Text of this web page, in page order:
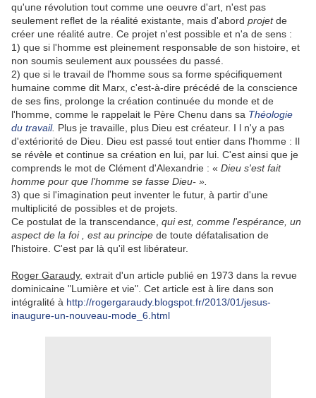
qu'une révolution tout comme une oeuvre d'art, n'est pas
seulement reflet de la réalité existante, mais d'abord projetde
créer une réalité autre. Ce projet n'est possible et n'a de sens :
1) que si l'homme est pleinement responsable de son histoire, et
non soumis seulement aux poussées du passé.
2) que si le travail de l'homme sous sa forme spécifiquement
humaine comme dit Marx, c'est-à-dire précédé de la conscience
de ses fins, prolonge la création continuée du monde et de
l'homme, comme le rappelait le Père Chenu dans sa Théologie
du travail. Plus je travaille, plus Dieu est créateur. I l n'y a pas
d'extériorité de Dieu. Dieu est passé tout entier dans l'homme : Il
se révèle et continue sa création en lui, par lui. C'est ainsi que je
comprends le mot de Clément d'Alexandrie : « Dieu s'est fait
homme pour que l'homme se fasse Dieu- ».
3) que si l'imagination peut inventer le futur, à partir d'une
multiplicité de possibles et de projets.
Ce postulat de la transcendance, qui est, comme l'espérance, un
aspect de la foi , est au principe de toute défatalisation de
l'histoire. C'est par là qu'il est libérateur.
Roger Garaudy, extrait d'un article publié en 1973 dans la revue
dominicaine "Lumière et vie". Cet article est à lire dans son
intégralité à http://rogergaraudy.blogspot.fr/2013/01/jesus-
inaugure-un-nouveau-mode_6.html